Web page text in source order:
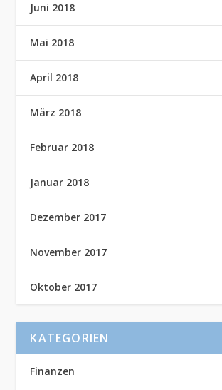
Juni 2018
Mai 2018
April 2018
März 2018
Februar 2018
Januar 2018
Dezember 2017
November 2017
Oktober 2017
KATEGORIEN
Finanzen